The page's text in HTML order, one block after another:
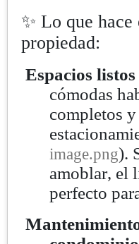
✨ Lo que hace
propiedad:
Espacios
cómodas
completos
⁠image.png⁠).
amoblar, el
perfecto